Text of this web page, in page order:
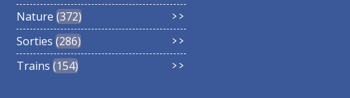
Nature 372
Sorties 286
Trains 154